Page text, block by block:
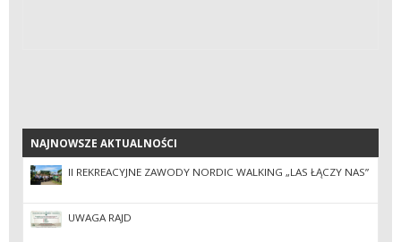
NAJNOWSZE AKTUALNOŚCI
NAJNOWSZE AKTUALNOŚCI
II REKREACYJNE ZAWODY NORDIC WALKING „LAS ŁĄCZY NAS”
UWAGA RAJD